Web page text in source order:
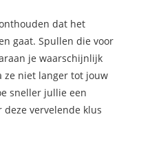
dat het
gaat. Spullen die voor
je waarschijnlijk
ze niet langer tot jouw
sneller jullie een
vervelende klus